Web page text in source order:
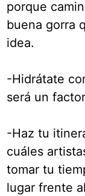
porque
buena gorra
idea.
-Hidrátate
será un
-Haz tu
cuáles
tomar tu
lugar frente